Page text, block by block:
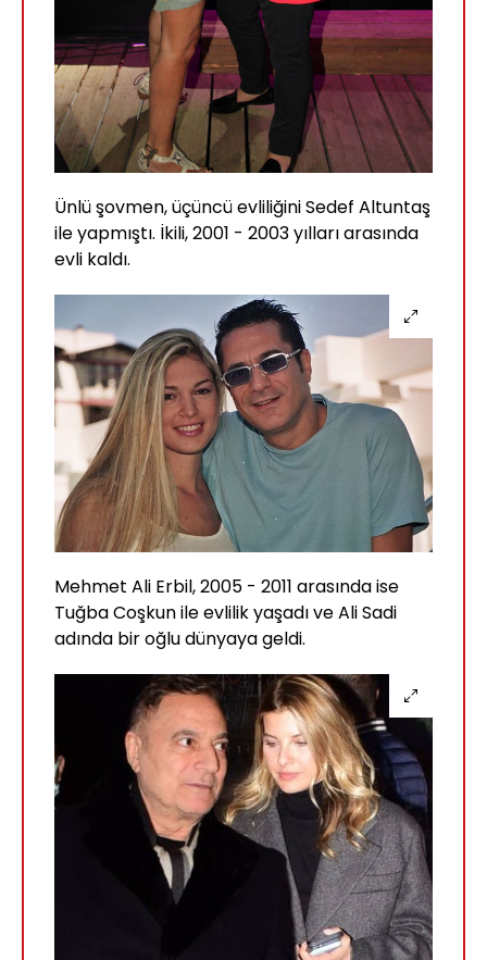
Ünlü şovmen, üçüncü evliliğini Sedef Altuntaş
ile yapmıştı. İkili, 2001 - 2003 yılları arasında
evli kaldı.
Mehmet Ali Erbil, 2005 - 2011 arasında ise
Tuğba Coşkun ile evlilik yaşadı ve Ali Sadi
adında bir oğlu dünyaya geldi.